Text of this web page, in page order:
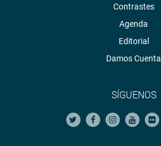
Contrastes
Agenda
Editorial
Damos Cuenta
SÍGUENOS